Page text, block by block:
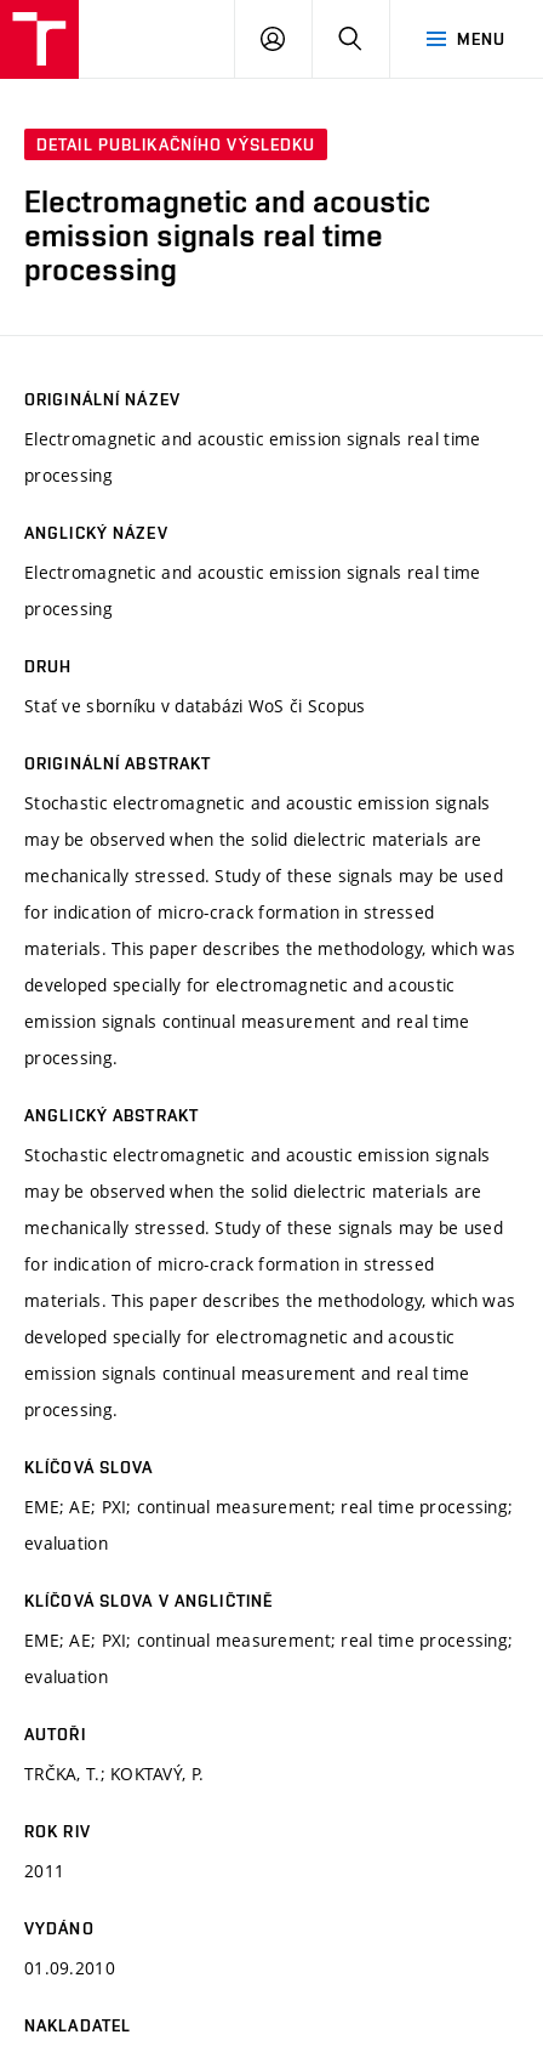
MENU
PŘIHLÁSIT
DETAIL PUBLIKAČNÍHO VÝSLEDKU
Electromagnetic and acoustic
emission signals real time
processing
ORIGINÁLNÍ NÁZEV
Electromagnetic and acoustic emission signals real time
processing
ANGLICKÝ NÁZEV
Electromagnetic and acoustic emission signals real time
processing
DRUH
Stať ve sborníku v databázi WoS či Scopus
ORIGINÁLNÍ ABSTRAKT
Stochastic electromagnetic and acoustic emission signals
may be observed when the solid dielectric materials are
mechanically stressed. Study of these signals may be used
for indication of micro-crack formation in stressed
materials. This paper describes the methodology, which was
developed specially for electromagnetic and acoustic
emission signals continual measurement and real time
processing.
ANGLICKÝ ABSTRAKT
Stochastic electromagnetic and acoustic emission signals
may be observed when the solid dielectric materials are
mechanically stressed. Study of these signals may be used
for indication of micro-crack formation in stressed
materials. This paper describes the methodology, which was
developed specially for electromagnetic and acoustic
emission signals continual measurement and real time
processing.
KLÍČOVÁ SLOVA
EME; AE; PXI; continual measurement; real time processing;
evaluation
KLÍČOVÁ SLOVA V ANGLIČTINĚ
EME; AE; PXI; continual measurement; real time processing;
evaluation
AUTOŘI
TRČKA, T.; KOKTAVÝ, P.
ROK RIV
2011
VYDÁNO
01.09.2010
NAKLADATEL